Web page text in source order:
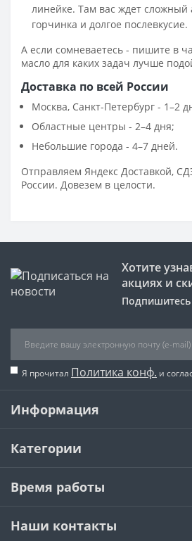
линейке. Там вас ждет сложный
горчинка и долгое послевкусие.
А если сомневаетесь - пишите в
масло для каких задач лучше
Доставка по всей России
Москва, Санкт-Петербург - 1–2
Областные центры - 2–4 дня;
Небольшие города - 4–7 дней.
Отправляем Яндекс Доставкой,
России. Довезем в целости.
Хотите
акциях и
Я прочитал Политика конф. и
Информация
Категории
Время работы
Наши контакты